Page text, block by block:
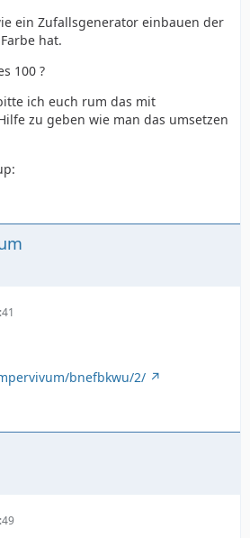
ein Zufallsgenerator einbauen der
hat.
100 ?
ich euch rum das mit
zu geben wie man das umsetzen
bnefbkwu/2/